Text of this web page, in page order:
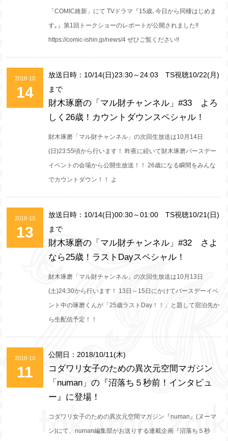
「COMIC維新」にて TVドラマ『15歳､今日から同棲はじめま
す｡』第1回トークショーのレポートが公開されました!!
https://comic-ishin.jp/news/4 ぜひご覧ください!!
2018-10
14
放送日時：10/14(日)23:30～24:03 TS視聴10/22(月)
まで
財木琢磨の「マル財チャンネル」#33 よろ
しく26歳！カウントダウンスペシャル！
財木琢磨「マル財チャンネル」の次回生放送は10月14日
(日)23:55頃から行います！ 昨夜に続いて財木琢磨バースデー
イベントの会場から公開生放送！！ 26歳になる瞬間をみんな
でカウントダウン！！ よ
2018-10
13
放送日時：10/14(日)00:30～01:00 TS視聴10/21(日)
まで
財木琢磨の「マル財チャンネル」#32 さよ
なら25歳！ラストDayスペシャル！
財木琢磨「マル財チャンネル」の次回生放送は10月13日
(土)24:30から行います！ 13日～15日にかけてバースデーイベ
ント中の琢磨くんが「25歳ラストDay！！」と題して宿泊先か
ら生配信予定！！
2018-10
11
公開日：2018/10/11(木)
コダワリ女子のための異次元空間マガジン
「numan」の『沼落ち５秒前！インタビュ
ー』に登場！
コダワリ女子のための異次元空間マガジン『numan』(ヌーマ
ン)にて、numan編集部がお送りする連載企画『沼落ち５秒